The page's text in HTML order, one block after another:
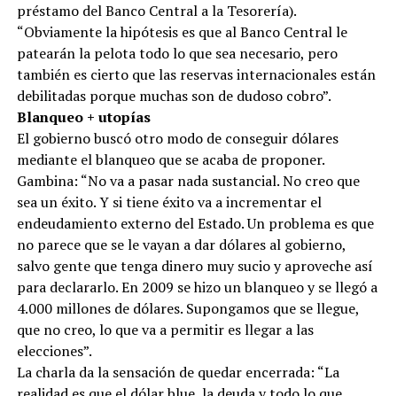
préstamo del Banco Central a la Tesorería).
“Obviamente la hipótesis es que al Banco Central le
patearán la pelota todo lo que sea necesario, pero
también es cierto que las reservas internacionales están
debilitadas porque muchas son de dudoso cobro”.
Blanqueo + utopías
El gobierno buscó otro modo de conseguir dólares
mediante el blanqueo que se acaba de proponer.
Gambina: “No va a pasar nada sustancial. No creo que
sea un éxito. Y si tiene éxito va a incrementar el
endeudamiento externo del Estado. Un problema es que
no parece que se le vayan a dar dólares al gobierno,
salvo gente que tenga dinero muy sucio y aproveche así
para declararlo. En 2009 se hizo un blanqueo y se llegó a
4.000 millones de dólares. Supongamos que se llegue,
que no creo, lo que va a permitir es llegar a las
elecciones”.
La charla da la sensación de quedar encerrada: “La